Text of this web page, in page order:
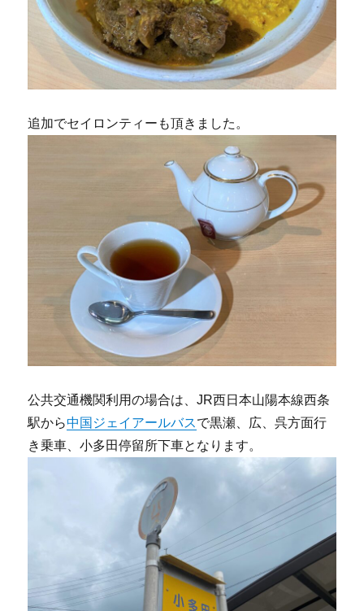
追加でセイロンティーも頂きました。
公共交通機関利用の場合は、JR西日本山陽本線西条
駅から中国ジェイアールバスで黒瀬、広、呉方面行
き乗車、小多田停留所下車となります。